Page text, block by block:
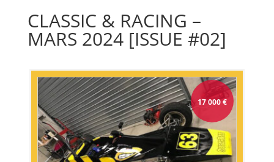
CLASSIC & RACING –
MARS 2024 [ISSUE #02]
17 000€